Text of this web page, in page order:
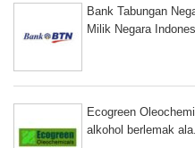
Bank Tabungan
Milik Negara
Ecogreen
alkohol berlemak